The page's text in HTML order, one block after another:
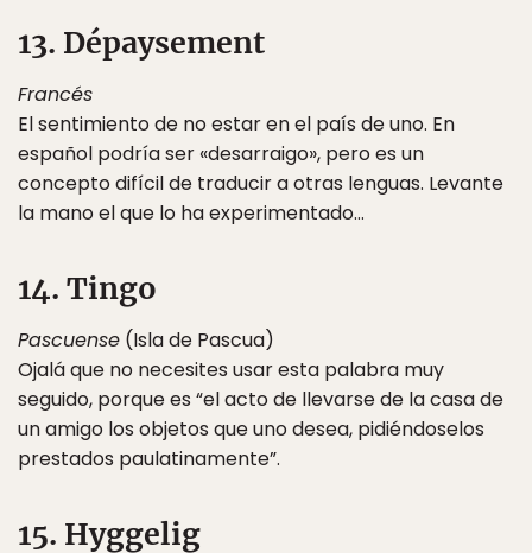
13. Dépaysement
Francés
El sentimiento de no estar en el país de uno. En
español podría ser «desarraigo», pero es un
concepto difícil de traducir a otras lenguas. Levante
la mano el que lo ha experimentado…
14. Tingo
Pascuense (Isla de Pascua)
Ojalá que no necesites usar esta palabra muy
seguido, porque es “el acto de llevarse de la casa de
un amigo los objetos que uno desea, pidiéndoselos
prestados paulatinamente”.
15. Hyggelig